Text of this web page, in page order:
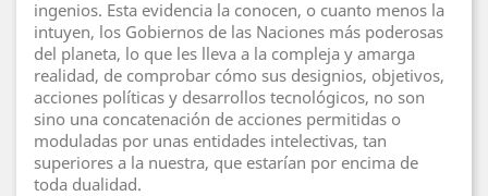
ingenios. Esta evidencia la conocen, o cuanto menos la
intuyen, los Gobiernos de las Naciones más poderosas
del planeta, lo que les lleva a la compleja y amarga
realidad, de comprobar cómo sus designios, objetivos,
acciones políticas y desarrollos tecnológicos, no son
sino una concatenación de acciones permitidas o
moduladas por unas entidades intelectivas, tan
superiores a la nuestra, que estarían por encima de
toda dualidad.